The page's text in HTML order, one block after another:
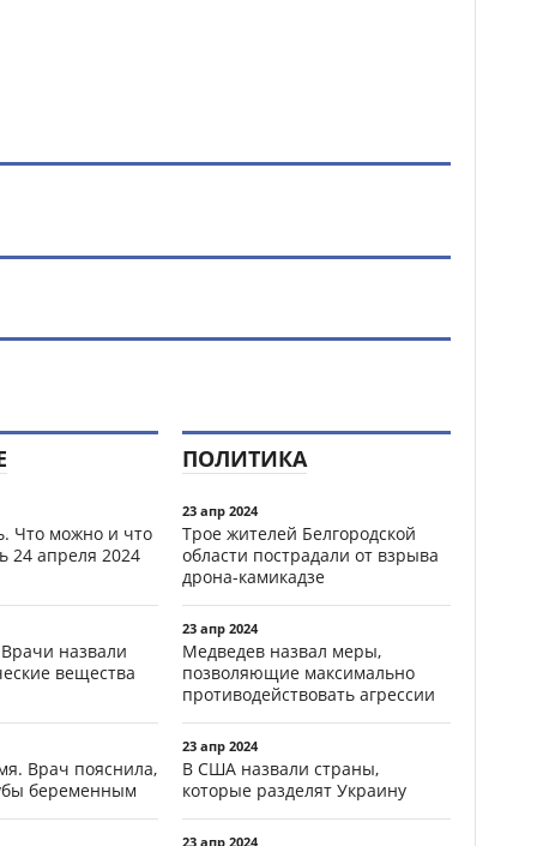
Что можно и что
24 апреля 2024
назвали
вещества
Врач пояснила,
беременным
ПОЛИТИКА
23 апр 2024
Трое жителей Белгородской
области пострадали от взрыва
дрона-камикадзе
23 апр 2024
Медведев назвал меры,
позволяющие максимально
противодействовать агрессии
23 апр 2024
В США назвали страны,
которые разделят Украину
23 апр 2024